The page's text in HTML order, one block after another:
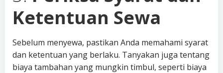
Ketentuan Sewa
Sebelum menyewa, pastikan Anda memahami syarat
dan ketentuan yang berlaku. Tanyakan juga tentang
biaya tambahan yang mungkin timbul, seperti biaya